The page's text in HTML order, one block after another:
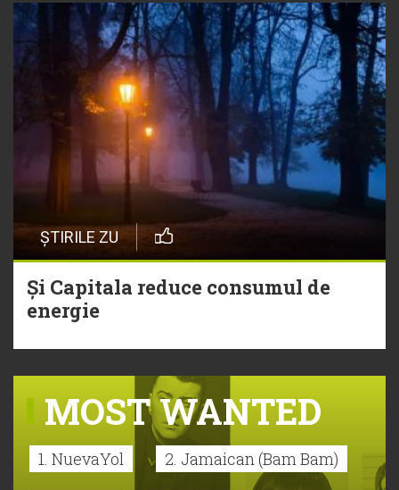
ȘTIRILE ZU
Și Capitala reduce consumul de
energie
MOST WANTED
1. NuevaYol 2. Jamaican (Bam Bam)